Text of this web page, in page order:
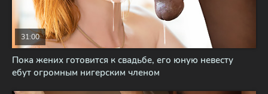
Пока жених готовится к свадьбе, его юную невесту
ебут огромным нигерским членом
31:00